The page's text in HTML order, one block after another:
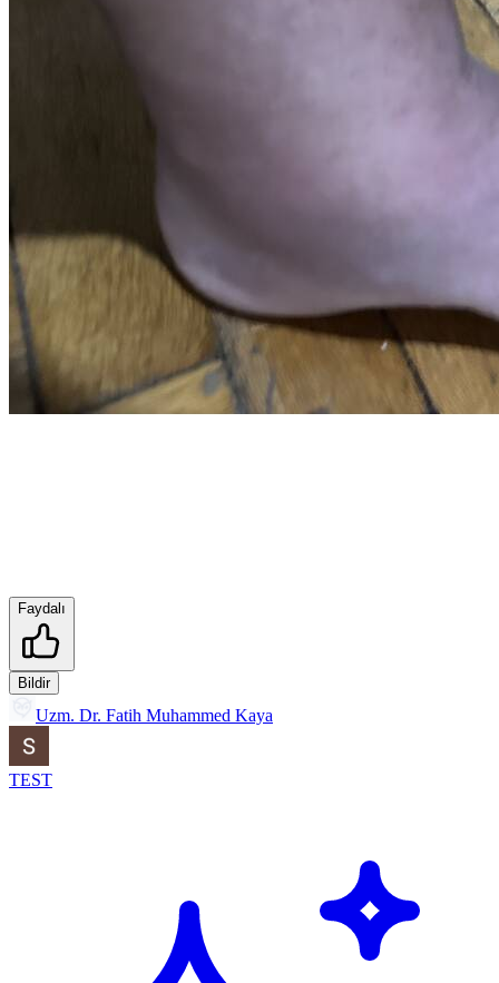
Faydalı
Bildir
Uzm. Dr. Fatih Muhammed Kaya
TEST